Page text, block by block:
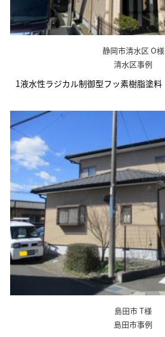
静岡市清水区 O様
清水区事例
1液水性ラジカル制御型フッ素樹脂塗料
島田市 T様
島田市事例